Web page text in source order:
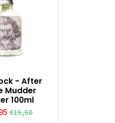
- After
Mudder
100ml
€15,50